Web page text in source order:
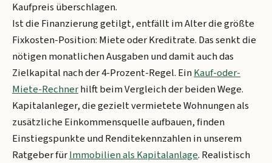
Kaufpreis überschlagen.
Ist die Finanzierung getilgt, entfällt im Alter die größte
Fixkosten-Position: Miete oder Kreditrate. Das senkt die
nötigen monatlichen Ausgaben und damit auch das
Zielkapital nach der 4-Prozent-Regel. EinKauf-oder-
Miete-Rechnerhilft beim Vergleich der beiden Wege.
Kapitalanleger, die gezielt vermietete Wohnungen als
zusätzliche Einkommensquelle aufbauen, finden
Einstiegspunkte und Renditekennzahlen in unserem
Ratgeber fürImmobilien als Kapitalanlage. Realistisch